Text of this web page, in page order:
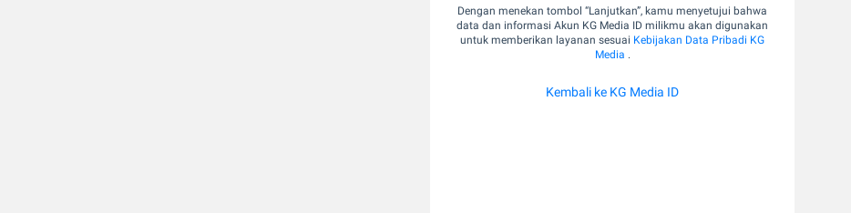
Dengan menekan tombol “Lanjutkan”, kamu menyetujui bahwa
data dan informasi Akun KG Media ID milikmu akan digunakan
untuk memberikan layanan sesuai Kebijakan Data Pribadi KG
Media .
Kembali ke KG Media ID